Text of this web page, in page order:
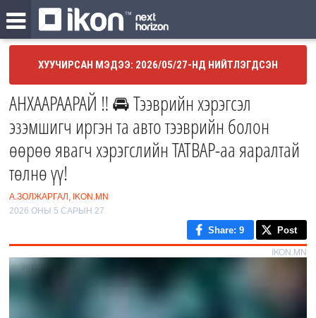
ХУУЧИРСАН МЭДЭЭ: 2026/05/27-НД НИЙТЛЭГДСЭН
АНХААРААРАЙ ‼ 🚘 Тээврийн хэрэгсэл
эзэмшигч иргэн та авто тээврийн болон
өөрөө явагч хэрэгслийн ТАТВАР-аа яаралтай
төлнө үү!
А.ЗОЛЖАРГАЛ, IKON.MN
2026 ОНЫ 5 САРЫН 27
Share: 9 Post
IKON.MN